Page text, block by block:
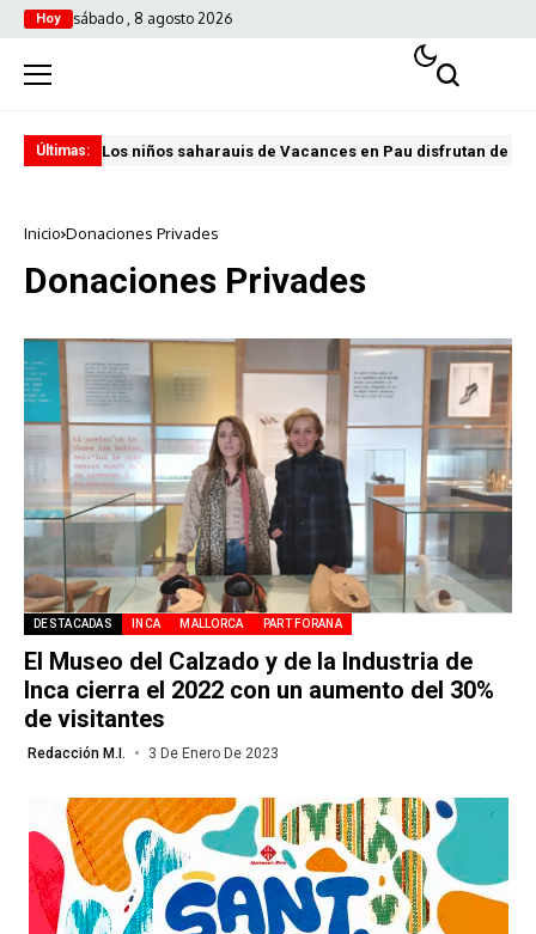
Hoy sábado , 8 agosto 2026
Últimas: Los niños saharauis de Vacances en Pau disfrutan de
Inicio Donaciones Privades
Donaciones Privades
DESTACADAS INCA MALLORCA PART FORANA
El Museo del Calzado y de la Industria de
Inca cierra el 2022 con un aumento del 30%
de visitantes
Redacción M.I. 3 De Enero De 2023